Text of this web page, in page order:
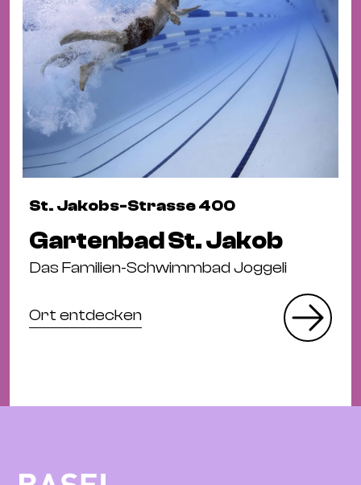
St. Jakobs-Strasse 400
Gartenbad St. Jakob
Das Familien-Schwimmbad Joggeli
Ort entdecken